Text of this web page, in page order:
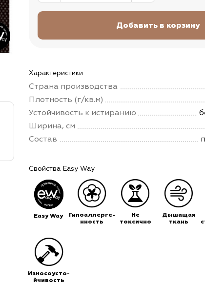
Характеристики
Страна производства
Плотность (г/кв.м)
Устойчивость к истиранию
Ширина, см
Состав
Свойства Easy Way
Easy Way
Гипоаллерге-
нность
Не
токсично
Дышащая
ткань
Износоусто-
йчивость